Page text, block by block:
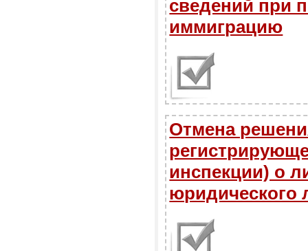
сведений при
иммиграцию
Отмена
инспекции) о
юридического